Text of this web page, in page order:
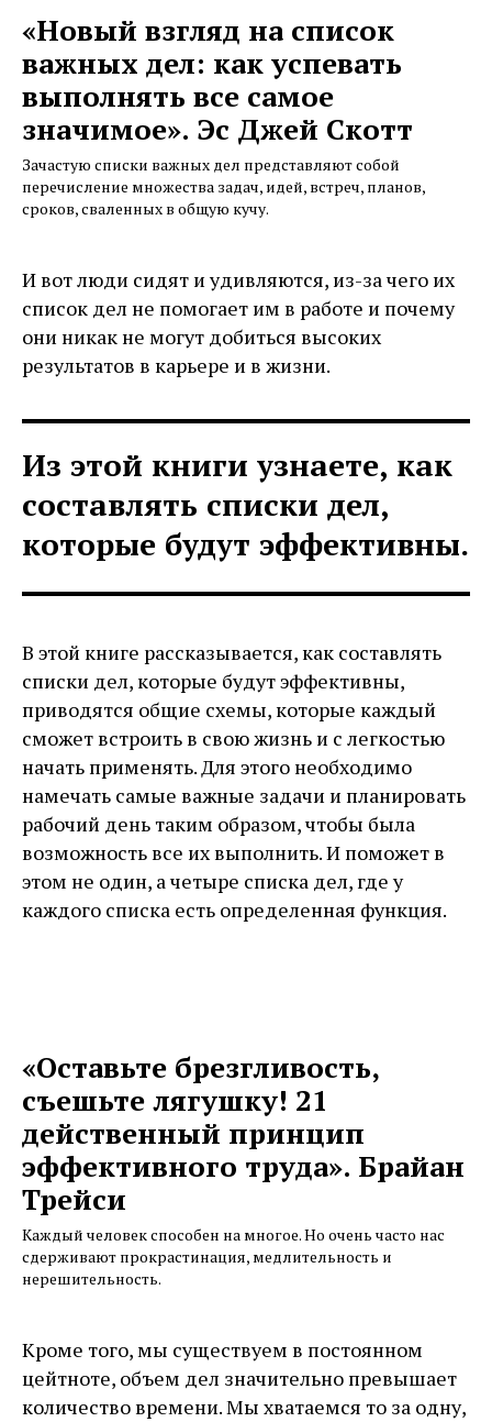
«Новый взгляд на список
важных дел: как успевать
выполнять все самое
значимое». Эс Джей Скотт
Зачастую списки важных дел представляют собой
перечисление множества задач, идей, встреч, планов,
сроков, сваленных в общую кучу.
И вот люди сидят и удивляются, из-за чего их
список дел не помогает им в работе и почему
они никак не могут добиться высоких
результатов в карьере и в жизни.
Из этой книги узнаете, как
составлять списки дел,
которые будут эффективны.
В этой книге рассказывается, как составлять
списки дел, которые будут эффективны,
приводятся общие схемы, которые каждый
сможет встроить в свою жизнь и с легкостью
начать применять. Для этого необходимо
намечать самые важные задачи и планировать
рабочий день таким образом, чтобы была
возможность все их выполнить. И поможет в
этом не один, а четыре списка дел, где у
каждого списка есть определенная функция.
«Оставьте брезгливость,
съешьте лягушку! 21
действенный принцип
эффективного труда». Брайан
Трейси
Каждый человек способен на многое. Но очень часто нас
сдерживают прокрастинация, медлительность и
нерешительность.
Кроме того, мы существуем в постоянном
цейтноте, объем дел значительно превышает
количество времени. Мы хватаемся то за одну,